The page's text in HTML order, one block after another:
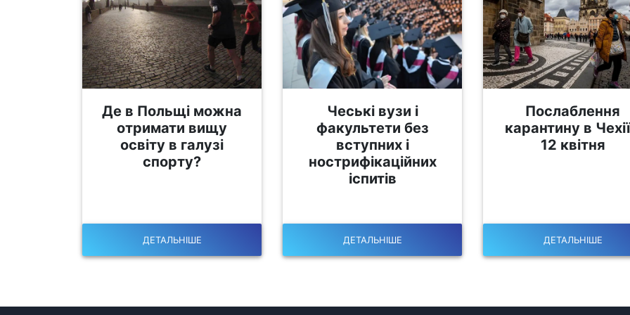
Де в Польщі можна
отримати вищу
освіту в галузі
спорту?
ДЕТАЛЬНІШЕ
Чеські вузи і
факультети без
вступних і
нострифікаційних
іспитів
ДЕТАЛЬНІШЕ
Послаблення
карантину в
12 квітня
ДЕТАЛЬНІШЕ